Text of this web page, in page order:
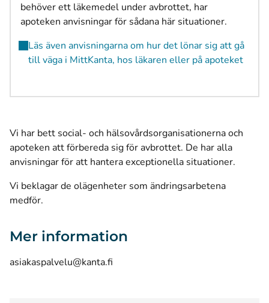
behöver ett läkemedel under avbrottet, har
apoteken anvisningar för sådana här situationer.
Läs även anvisningarna om hur det lönar sig att gå
till väga i MittKanta, hos läkaren eller på apoteket
Vi har bett social- och hälsovårdsorganisationerna och
apoteken att förbereda sig för avbrottet. De har alla
anvisningar för att hantera exceptionella situationer.
Vi beklagar de olägenheter som ändringsarbetena
medför.
Mer information
asiakaspalvelu@kanta.fi